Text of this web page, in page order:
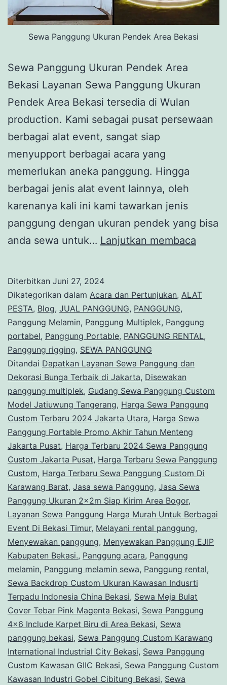
Sewa Panggung Ukuran Pendek Area Bekasi
Sewa Panggung Ukuran Pendek Area
Bekasi Layanan Sewa Panggung Ukuran
Pendek Area Bekasi tersedia di Wulan
production. Kami sebagai pusat persewaan
berbagai alat event, sangat siap
menyupport berbagai acara yang
memerlukan aneka panggung. Hingga
berbagai jenis alat event lainnya, oleh
karenanya kali ini kami tawarkan jenis
panggung dengan ukuran pendek yang bisa
anda sewa untuk… Lanjutkan membaca
Bekasi
Diterbitkan Juni 27, 2024
Dikategorikan dalam Acara dan Pertunjukan, ALAT
PESTA, Blog, JUAL PANGGUNG, PANGGUNG,
Panggung Melamin, Panggung Multiplek, Panggung
portabel, Panggung Portable, PANGGUNG RENTAL,
Panggung rigging, SEWA PANGGUNG
Ditandai Dapatkan Layanan Sewa Panggung dan
Dekorasi Bunga Terbaik di Jakarta, Disewakan
panggung multiplek, Gudang Sewa Panggung Custom
Model Jatiuwung Tangerang, Harga Sewa Panggung
Custom Terbaru 2024 Jakarta Utara, Harga Sewa
Panggung Portable Promo Akhir Tahun Menteng
Jakarta Pusat, Harga Terbaru 2024 Sewa Panggung
Custom Jakarta Pusat, Harga Terbaru Sewa Panggung
Custom, Harga Terbaru Sewa Panggung Custom Di
Karawang Barat, Jasa sewa Panggung, Jasa Sewa
Panggung Ukuran 2x2m Siap Kirim Area Bogor,
Layanan Sewa Panggung Harga Murah Untuk Berbagai
Event Di Bekasi Timur, Melayani rental panggung,
Menyewakan panggung, Menyewakan Panggung EJIP
Kabupaten Bekasi., Panggung acara, Panggung
melamin, Panggung melamin sewa, Panggung rental,
Sewa Backdrop Custom Ukuran Kawasan Indusrti
Terpadu Indonesia China Bekasi, Sewa Meja Bulat
Cover Tebar Pink Magenta Bekasi, Sewa Panggung
4x6 Include Karpet Biru di Area Bekasi, Sewa
panggung bekasi, Sewa Panggung Custom Karawang
International Industrial City Bekasi, Sewa Panggung
Custom Kawasan GIIC Bekasi, Sewa Panggung Custom
Kawasan Industri Gobel Cibitung Bekasi, Sewa